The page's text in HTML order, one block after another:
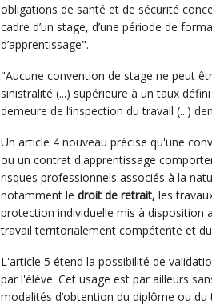
obligations de santé et de sécurité
cadre d’un stage, d’une période de
d’apprentissage".
"Aucune convention de stage ne peut
sinistralité (...) supérieure à un taux
demeure de l’inspection du travail (...)
Un article 4 nouveau précise qu'une
ou un contrat d'apprentissage
risques professionnels associés à la
notamment le droit de retrait, les
protection individuelle mis à disposition
travail territorialement compétente et
L'article 5 étend la possibilité de
par l'élève. Cet usage est par ailleurs
modalités d’obtention du diplôme ou